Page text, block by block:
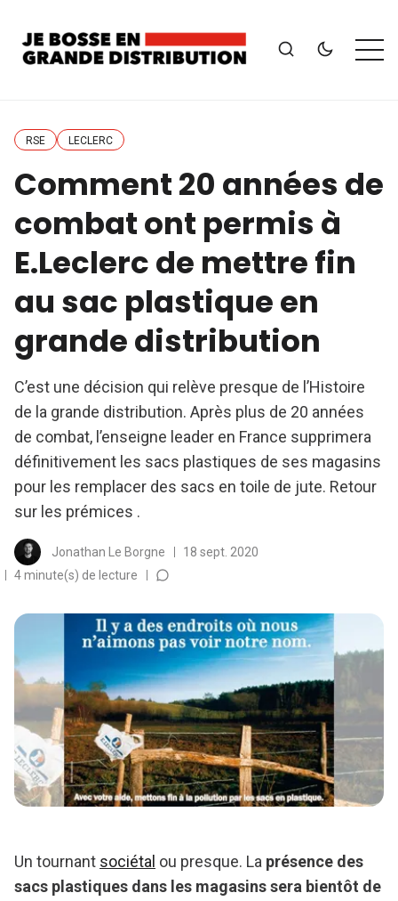
RSE LECLERC
Comment 20 années de
combat ont permis à
E.Leclerc de mettre fin
au sac plastique en
grande distribution
C’est une décision qui relève presque de l’Histoire
de la grande distribution. Après plus de 20 années
de combat, l’enseigne leader en France supprimera
définitivement les sacs plastiques de ses magasins
pour les remplacer des sacs en toile de jute. Retour
sur les prémices .
Jonathan Le Borgne
18 sept. 2020
4 minute(s) de lecture
Un tournant sociétal ou presque. La présence des
sacs plastiques dans les magasins sera bientôt de